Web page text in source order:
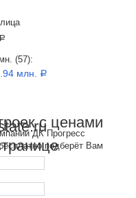
a
(57):
млн. a
с ценами
подберёт Вам